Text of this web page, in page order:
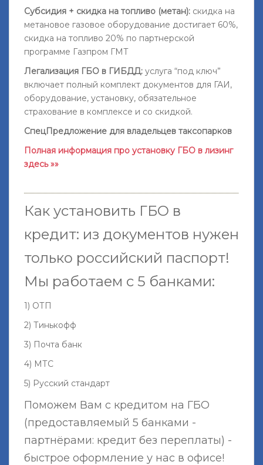
Субсидия + скидка на топливо (метан): скидка на
метановое газовое оборудование достигает 60%,
скидка на топливо 20% по партнерской
программе Газпром ГМТ
Легализация ГБО в ГИБДД: услуга “под ключ”
включает полный комплект документов для ГАИ,
оборудование, установку, обязательное
страхование в комплексе и со скидкой.
СпецПредложение для владельцев таксопарков
Полная информация про установку ГБО в лизинг
здесь »»
Как установить ГБО в
кредит: из документов нужен
только российский паспорт!
Мы работаем с 5 банками:
1) ОТП
2) Тинькофф
3) Почта банк
4) МТС
5) Русский стандарт
Поможем Вам с кредитом на ГБО
(предоставляемый 5 банками -
партнёрами: кредит без переплаты) -
быстрое оформление у нас в офисе!